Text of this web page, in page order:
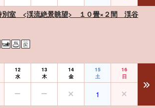
別室 <渓流絶景眺望> １０畳×２間 渓谷
12
水
13
木
14
金
15
土
16
日
1